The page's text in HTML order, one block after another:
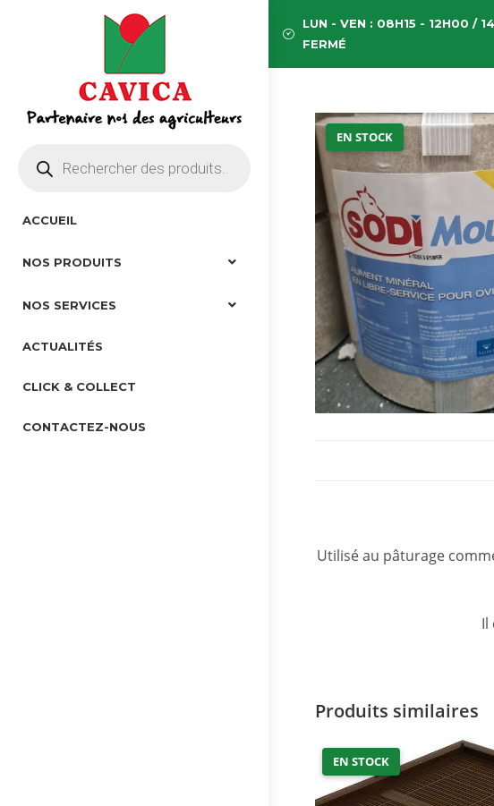
ACCUEIL
NOS PRODUITS
NOS SERVICES
ACTUALITÉS
CLICK & COLLECT
CONTACTEZ-NOUS
LUN - VEN : 08H15 - 12H00 /
FERMÉ
EN STOCK
Utilisé au pâturage
Il
Produits similaires
EN STOCK